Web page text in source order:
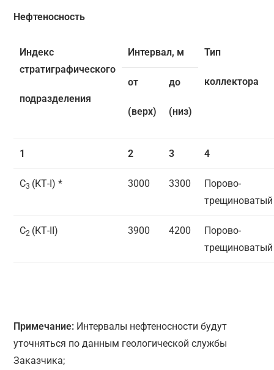
Нефтеносность
Индекс
стратиграфического
подразделения
Интервал, м Тип
коллектора
от
(верх)
до
(низ)
1 2 3 4
С3 (КТ-I) * 3000 3300
Порово-
трещиноватый
С2 (КТ-II) 3900 4200
Порово-
трещиноватый
Примечание: Интервалы нефтеносности будут
уточняться по данным геологической службы
Заказчика;